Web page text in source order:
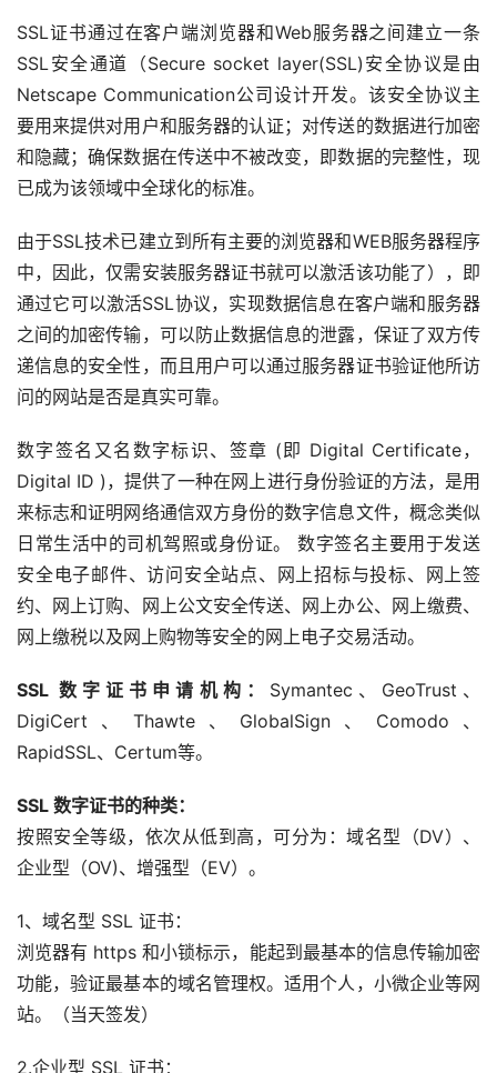
SSL证书通过在客户端浏览器和Web服务器之间建立一条
SSL安全通道（Secure socket layer(SSL)安全协议是由
Netscape Communication公司设计开发。该安全协议主
要用来提供对用户和服务器的认证；对传送的数据进行加密
和隐藏；确保数据在传送中不被改变，即数据的完整性，现
已成为该领域中全球化的标准。
由于SSL技术已建立到所有主要的浏览器和WEB服务器程序
中，因此，仅需安装服务器证书就可以激活该功能了），即
通过它可以激活SSL协议，实现数据信息在客户端和服务器
之间的加密传输，可以防止数据信息的泄露，保证了双方传
递信息的安全性，而且用户可以通过服务器证书验证他所访
问的网站是否是真实可靠。
数字签名又名数字标识、签章 (即 Digital Certificate，
Digital ID )，提供了一种在网上进行身份验证的方法，是用
来标志和证明网络通信双方身份的数字信息文件，概念类似
日常生活中的司机驾照或身份证。 数字签名主要用于发送
安全电子邮件、访问安全站点、网上招标与投标、网上签
约、网上订购、网上公文安全传送、网上办公、网上缴费、
网上缴税以及网上购物等安全的网上电子交易活动。
SSL 数字证书申请机构： Symantec、GeoTrust、
DigiCert、Thawte、GlobalSign、Comodo、
RapidSSL、Certum等。
SSL 数字证书的种类：
按照安全等级，依次从低到高，可分为：域名型（DV）、
企业型（OV)、增强型（EV）。
1、域名型 SSL 证书：
浏览器有 https 和小锁标示，能起到最基本的信息传输加密
功能，验证最基本的域名管理权。适用个人，小微企业等网
站。（当天签发）
2.企业型 SSL 证书：